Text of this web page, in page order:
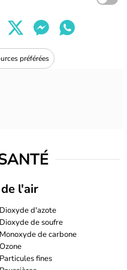
préférées
l'air
Dioxyde d'azote
Dioxyde de soufre
Monoxyde de carbone
Ozone
Particules fines